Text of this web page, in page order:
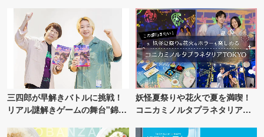
三四郎が早解きバトルに挑戦！
リアル謎解きゲームの舞台"錦糸
妖怪夏祭りや花火で夏を満喫！
コニカミノルタプラネタリア